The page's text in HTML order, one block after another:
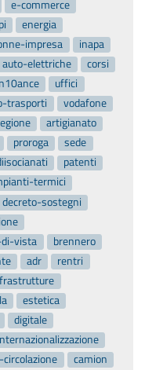
e-commerce
energia
impresa
inapa
auto-elettriche
corsi
uffici
trasporti
vodafone
artigianato
proroga
sede
patenti
termici
decreto-sostegni
vista
brennero
adr
rentri
estetica
digitale
camion